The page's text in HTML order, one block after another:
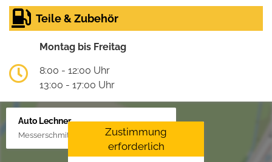
Teile & Zubehör
Montag bis Freitag
8:00 - 12:00 Uhr
13:00 - 17:00 Uhr
Auto Lechner
Messerschmittstr. 4, 86453 Dasing/Lindl
Zustimmung
erforderlich